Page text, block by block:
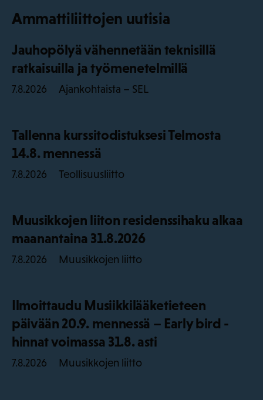
Ammattiliittojen uutisia
Jauhopölyä vähennetään teknisillä
ratkaisuilla ja työmenetelmillä
7.8.2026 Ajankohtaista – SEL
Tallenna kurssitodistuksesi Telmosta
14.8. mennessä
7.8.2026 Teollisuusliitto
Muusikkojen liiton residenssihaku alkaa
maanantaina 31.8.2026
7.8.2026 Muusikkojen liitto
Ilmoittaudu Musiikkilääketieteen
päivään 20.9. mennessä – Early bird -
hinnat voimassa 31.8. asti
7.8.2026 Muusikkojen liitto